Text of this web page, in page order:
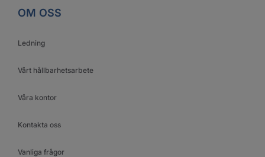
OM OSS
Ledning
Vårt hållbarhetsarbete
Våra kontor
Kontakta oss
Vanliga frågor